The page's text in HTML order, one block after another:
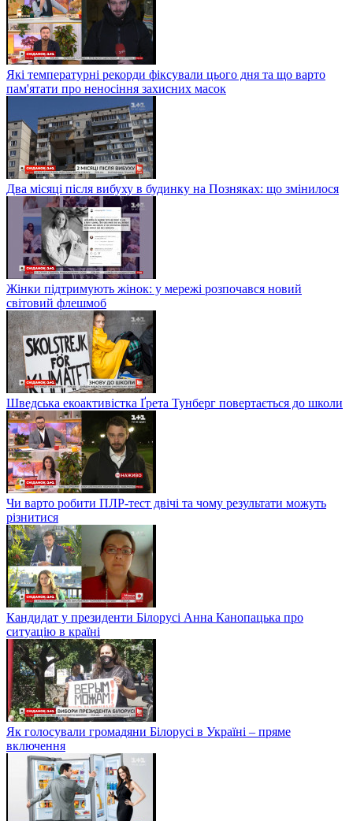
Які температурні рекорди фіксували цього дня та що варто
пам'ятати про неносіння захисних масок
Два місяці після вибуху в будинку на Позняках: що змінилося
Жінки підтримують жінок: у мережі розпочався новий
світовий флешмоб
Шведська екоактивістка Ґрета Тунберг повертається до школи
Чи варто робити ПЛР-тест двічі та чому результати можуть
різнитися
Кандидат у президенти Білорусі Анна Канопацька про
ситуацію в країні
Як голосували громадяни Білорусі в Україні – пряме
включення